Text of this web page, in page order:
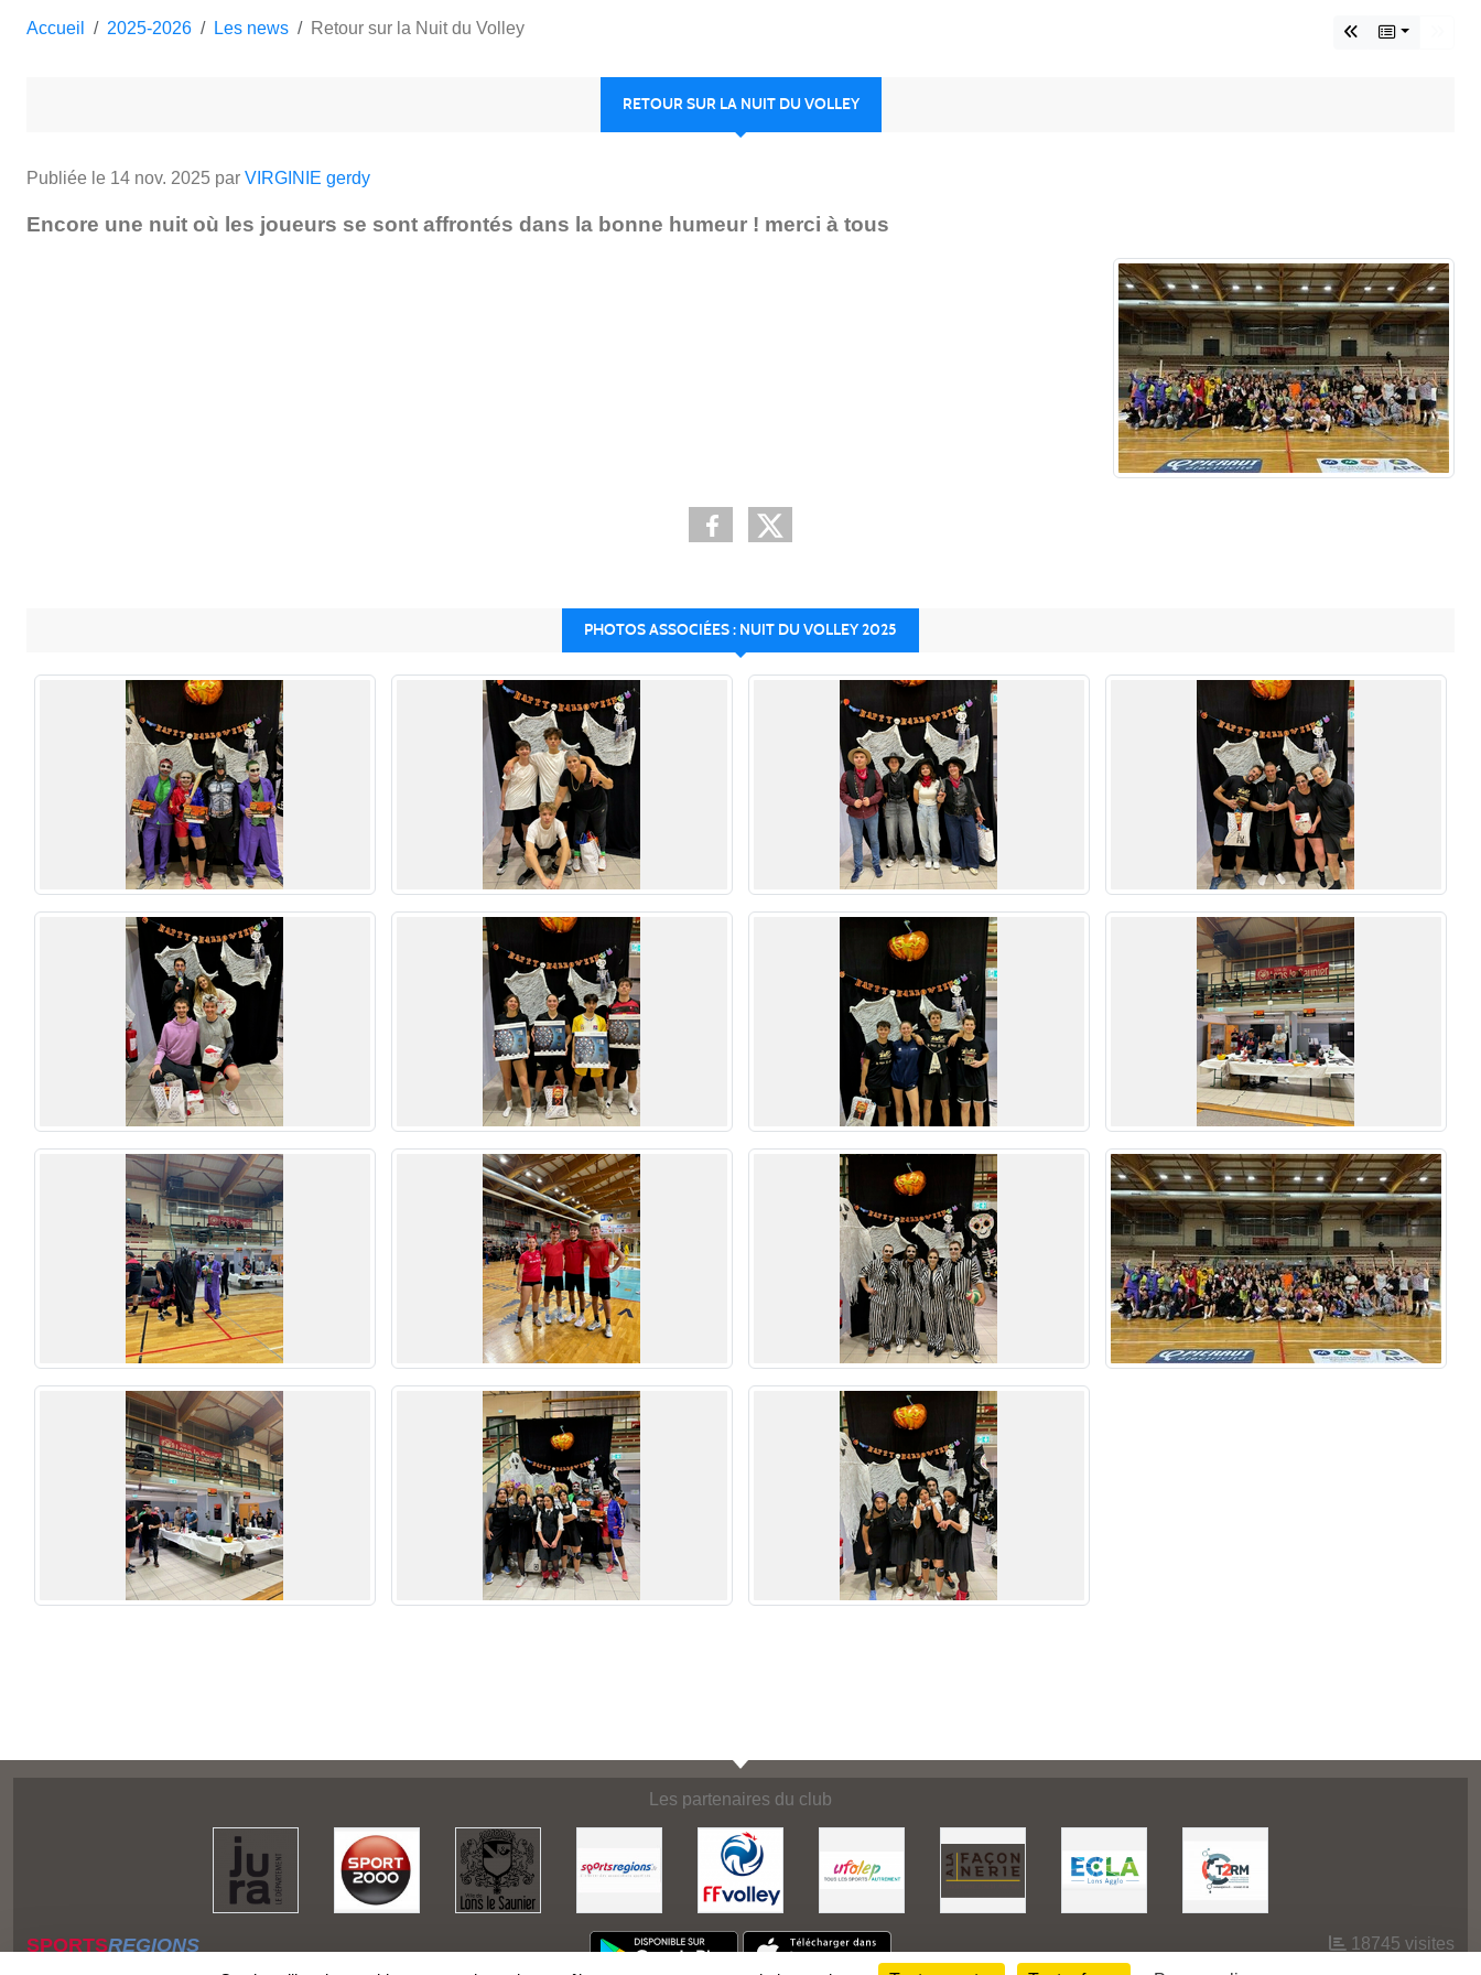
Accueil 2025-2026 Les news Retour sur la Nuit du Volley
RETOUR SUR LA NUIT DU VOLLEY
Publiée le 14 nov. 2025 par VIRGINIE gerdy
Encore une nuit où les joueurs se sont affrontés dans la bonne humeur ! merci à tous
PHOTOS ASSOCIÉES : NUIT DU VOLLEY 2025
Les partenaires du club
SPORTSREGIONS 18745 visites